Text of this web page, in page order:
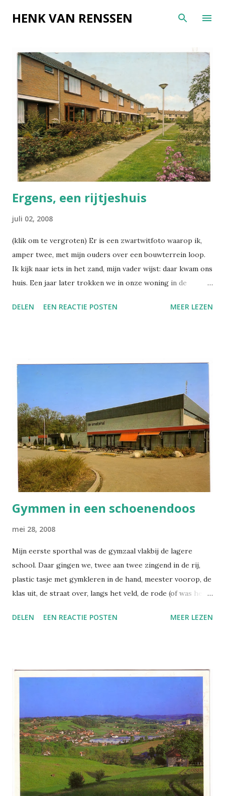
Doorgaan naar hoofdcontent
HENK VAN RENSSEN
Ergens, een rijtjeshuis
juli 02, 2008
(klik om te vergroten) Er is een zwartwitfoto waarop ik,
amper twee, met mijn ouders over een bouwterrein loop.
Ik kijk naar iets in het zand, mijn vader wijst: daar kwam ons
huis. Een jaar later trokken we in onze woning in de
schuurtje voor, tuin achter, schuin dak, dakraam, links en
vijftig. Die waren oud, onze wijk was nieuw. De
huizenblokken vormden twee rechthoeken in elkaar, met
de gevels naar elkaar toe, zodat je een straat kreeg die in
een vierkant liep. Wij keken overigens niet uit op een ander
huis, maar op een grasveldje met een zandbak en onze
knikkerbaan. In die zandbak speelden we met kattenpoep,
niet te geloven nu. Achter ons huis lag een groter grasveld,
en daar gingen we na het eten altijd voetballen (als de
zomertijd was ingegaan). ...
DELEN EEN REACTIE POSTEN MEER LEZEN
Gymmen in een schoenendoos
mei 28, 2008
Mijn eerste sporthal was de gymzaal vlakbij de lagere
school. Daar gingen we, twee aan twee zingend in de rij,
plastic tasje met gymkleren in de hand, meester voorop, de
klas uit, de straat over, langs het veld, de rode (of was het
kleedkamer binnen. Was het een sporthal als deze, de
oefende een volleybalvereniging. Veel komt me op deze
langs de stoep, zwerfkeien als straatdecoratie, en van die
rode daklijsten om dit soort geblokte bouwsels een beetje
op te fleuren. Ik realiseer me nu pas dat er in onze wijk (en
waarschijnlijk ook veel andere) wel drie soorten
sporthallen bestonden. Meest opvallend was de megahal,
voor grote clubs en drukke toernooien...
DELEN EEN REACTIE POSTEN MEER LEZEN